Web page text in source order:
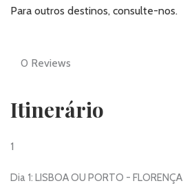
Para outros destinos, consulte-nos.
0 Reviews
Itinerário
1
Dia 1: LISBOA OU PORTO - FLORENÇA